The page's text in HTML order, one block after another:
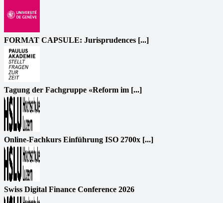
FORMAT CAPSULE: Jurisprudences [...]
Tagung der Fachgruppe «Reform im [...]
Online-Fachkurs Einführung ISO 2700x [...]
Swiss Digital Finance Conference 2026